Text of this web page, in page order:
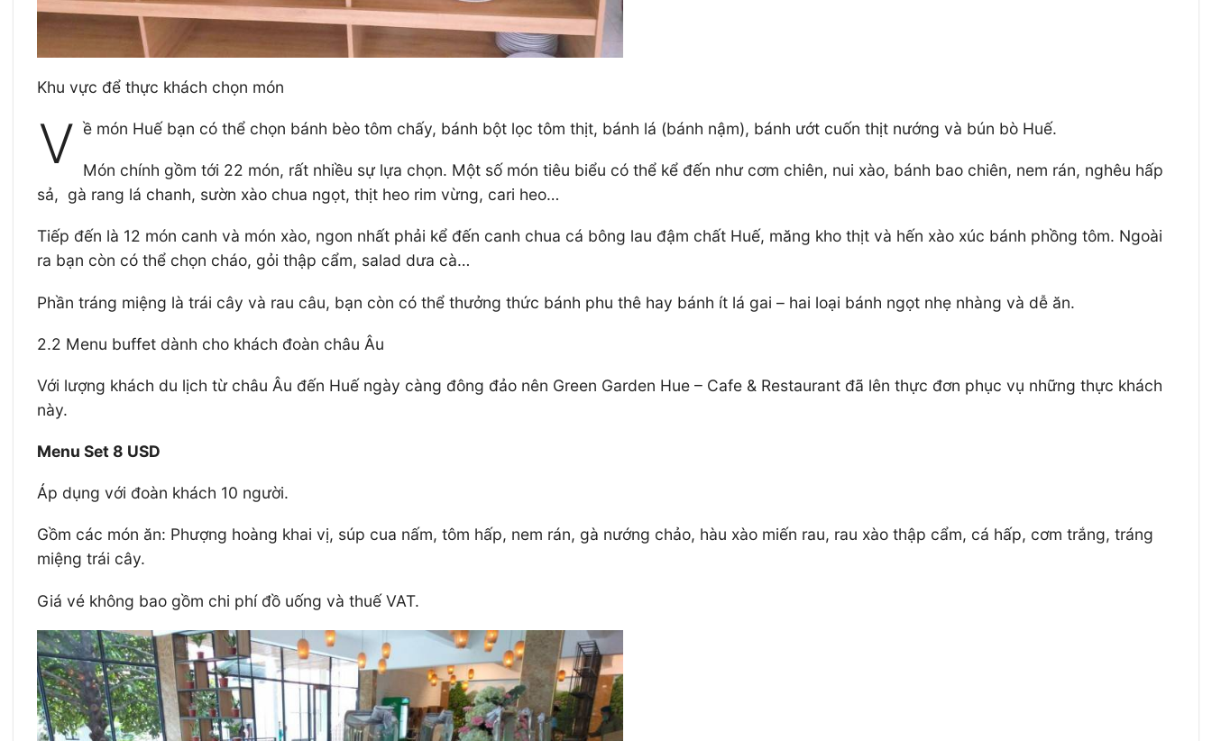
Khu vực để thực khách chọn món
V ề món Huế bạn có thể chọn bánh bèo tôm chấy, bánh bột lọc tôm thịt, bánh lá (bánh nậm), bánh ướt cuốn thịt nướng và bún bò Huế.
Món chính gồm tới 22 món, rất nhiều sự lựa chọn. Một số món tiêu biểu có thể kể đến như cơm chiên, nui xào, bánh bao chiên, nem rán, nghêu hấp
sả, gà rang lá chanh, sườn xào chua ngọt, thịt heo rim vừng, cari heo…
Tiếp đến là 12 món canh và món xào, ngon nhất phải kể đến canh chua cá bông lau đậm chất Huế, măng kho thịt và hến xào xúc bánh phồng tôm. Ngoài
ra bạn còn có thể chọn cháo, gỏi thập cẩm, salad dưa cà…
Phần tráng miệng là trái cây và rau câu, bạn còn có thể thưởng thức bánh phu thê hay bánh ít lá gai – hai loại bánh ngọt nhẹ nhàng và dễ ăn.
2.2 Menu buffet dành cho khách đoàn châu Âu
Với lượng khách du lịch từ châu Âu đến Huế ngày càng đông đảo nên Green Garden Hue – Cafe & Restaurant đã lên thực đơn phục vụ những thực khách
này.
Menu Set 8 USD
Áp dụng với đoàn khách 10 người.
Gồm các món ăn: Phượng hoàng khai vị, súp cua nấm, tôm hấp, nem rán, gà nướng chảo, hàu xào miến rau, rau xào thập cẩm, cá hấp, cơm trắng, tráng
miệng trái cây.
Giá vé không bao gồm chi phí đồ uống và thuế VAT.